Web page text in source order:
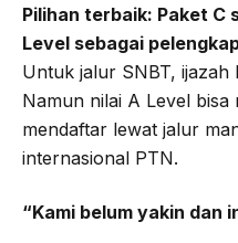
Pilihan terbaik: Paket C
Level sebagai
Untuk jalur SNBT, ijazah
Namun nilai A Level
mendaftar lewat jalur
internasional PTN.
“Kami belum yakin dan